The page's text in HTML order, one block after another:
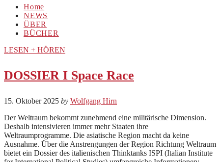
Home
NEWS
ÜBER
BÜCHER
LESEN + HÖREN
DOSSIER I Space Race
15. Oktober 2025 by Wolfgang Hirn
Der Weltraum bekommt zunehmend eine militärische Dimension.
Deshalb intensivieren immer mehr Staaten ihre
Weltraumprogramme. Die asiatische Region macht da keine
Ausnahme. Über die Anstrengungen der Region Richtung Weltraum
bietet ein Dossier des italienischen Thinktanks ISPI (Italian Institute